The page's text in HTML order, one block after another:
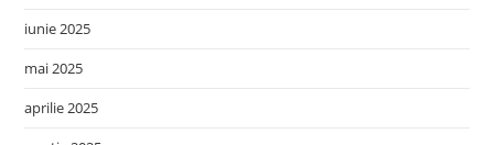
iunie 2025
mai 2025
aprilie 2025